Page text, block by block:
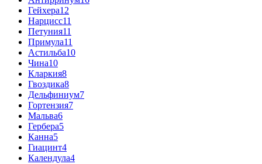
Гейхера12
Нарцисс11
Петуния11
Примула11
Астильба10
Чина10
Кларкия8
Гвоздика8
Дельфиниум7
Гортензия7
Мальва6
Гербера5
Канна5
Гиацинт4
Календула4